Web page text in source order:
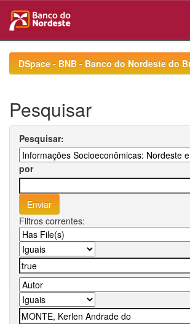
navigationDSpace - BNB - Banco do Nordeste do
Pesquisar
Pesquisar:
por
Filtros correntes: